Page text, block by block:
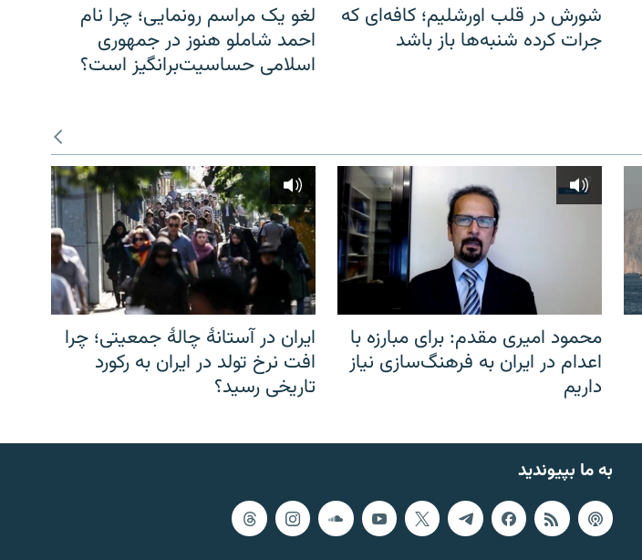
شورش در قلب اورشلیم؛ کافه‌ای که
جرات کرده شنبه‌ها باز باشد
لغو یک مراسم رونمایی؛ چرا نام
احمد شاملو هنوز در جمهوری
اسلامی حساسیت‌برانگیز است؟
محمود امیری مقدم: برای مبارزه با
اعدام در ایران به فرهنگ‌سازی نیاز
داریم
ایران در آستانهٔ چالهٔ جمعیتی؛ چرا
افت نرخ تولد در ایران به رکورد
تاریخی رسید؟
به ما بپیوندید